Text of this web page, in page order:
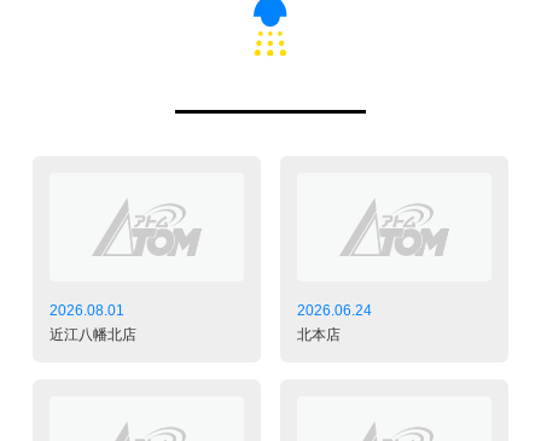
2026.08.01
近江八幡北店
2026.06.24
北本店